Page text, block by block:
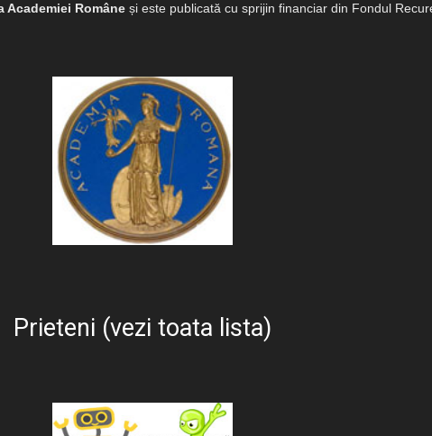
Academiei Române și este publicată cu sprijin financiar din Fondul
Prieteni (vezi toata lista)